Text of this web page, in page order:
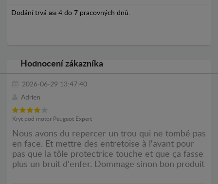
Dodání trvá asi 4 do 7 pracovných dnů.
Hodnocení zákazníka
2026-06-29 13:47:40
Adrien
Kryt pod motor Peugeot Expert
Nous avons du repercer un trou qui ne tombé pas
en face. Et mettre des entretoise à l'avant pour
pas que la tôle protectrice touche et que ça fasse
plus un bruit d'enfer. Dommage sinon bon produit